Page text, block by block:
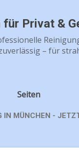
Privat &
– für
Seiten
IN MÜNCHEN -